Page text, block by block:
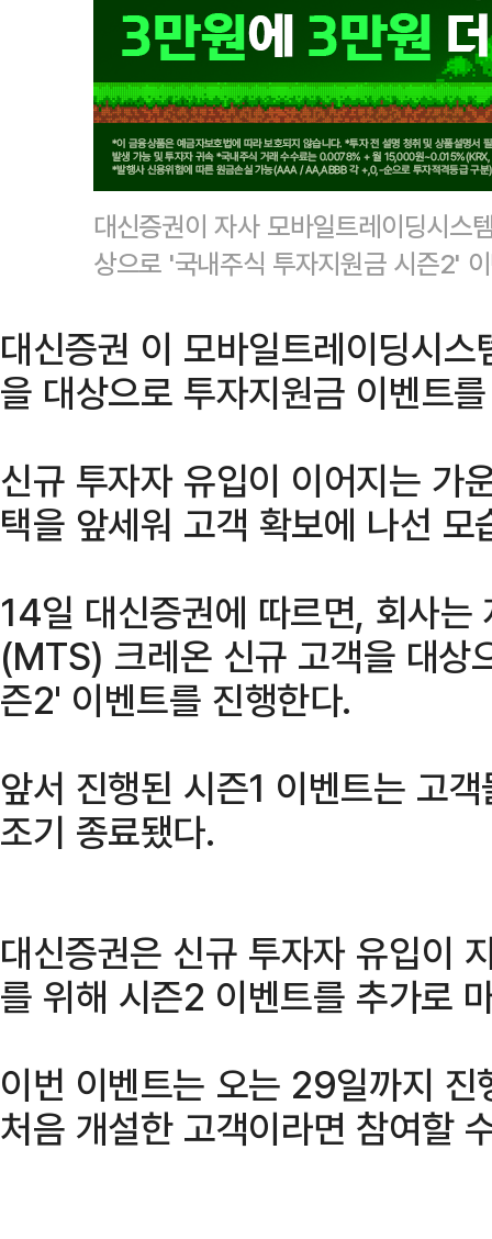
대신증권이 자사 모바일트레이딩시
상으로 '국내주식 투자지원금 시즌2'
대신증권 이 모바일트레이딩시
을 대상으로 투자지원금 이벤트
신규 투자자 유입이 이어지는 가
택을 앞세워 고객 확보에 나선 모
14일 대신증권에 따르면, 회사는
(MTS) 크레온 신규 고객을 대상
즌2' 이벤트를 진행한다.
앞서 진행된 시즌1 이벤트는 고
조기 종료됐다.
대신증권은 신규 투자자 유입이
를 위해 시즌2 이벤트를 추가로
이번 이벤트는 오는 29일까지
처음 개설한 고객이라면 참여할